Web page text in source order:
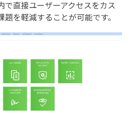
で直接ユーザーアクセスをカス
を軽減することが可能です。